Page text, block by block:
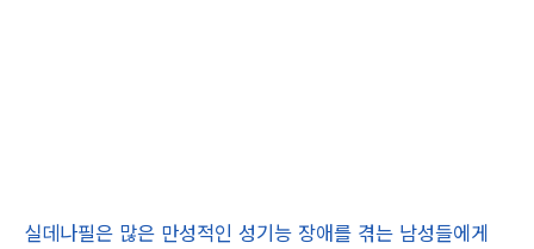
실데나필은 많은 만성적인 성기능 장애를 겪는 남성들에게